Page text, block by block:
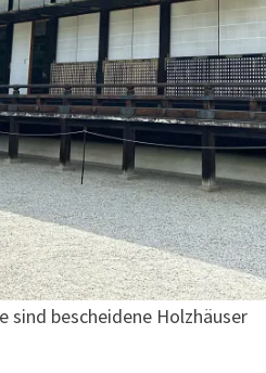
sind bescheidene Holzhäuser